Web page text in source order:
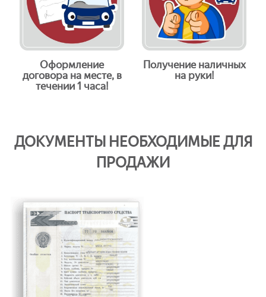
Оформление
договора на месте, в
течении 1 часа!
Получение наличных
на руки!
ДОКУМЕНТЫ НЕОБХОДИМЫЕ ДЛЯ
ПРОДАЖИ